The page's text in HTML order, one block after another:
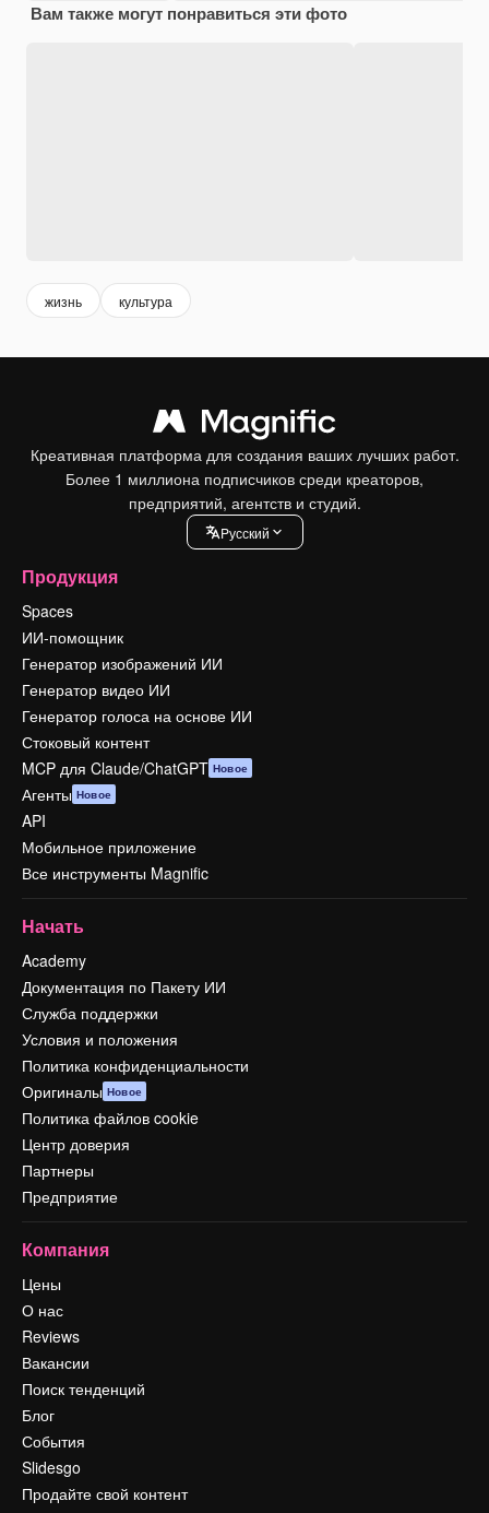
Вам также могут понравиться эти фото
жизнь культура
Креативная платформа для создания ваших лучших работ.
Более 1 миллиона подписчиков среди креаторов,
предприятий, агентств и студий.
Pусский
Продукция
Spaces
ИИ-помощник
Генератор изображений ИИ
Генератор видео ИИ
Генератор голоса на основе ИИ
Стоковый контент
MCP для Claude/ChatGPT Новое
Агенты Новое
API
Мобильное приложение
Все инструменты Magnific
Начать
Academy
Документация по Пакету ИИ
Служба поддержки
Условия и положения
Политика конфиденциальности
Оригиналы Новое
Политика файлов cookie
Центр доверия
Партнеры
Предприятие
Компания
Цены
О нас
Reviews
Вакансии
Поиск тенденций
Блог
События
Slidesgo
Продайте свой контент